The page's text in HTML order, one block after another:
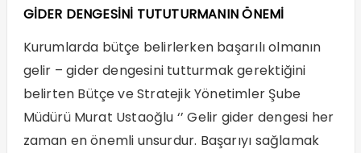
GİDER DENGESİNİ TUTUTURMANIN ÖNEMİ
Kurumlarda bütçe belirlerken başarılı olmanın
gelir – gider dengesini tutturmak gerektiğini
belirten Bütçe ve Stratejik Yönetimler Şube
Müdürü Murat Ustaoğlu ‘’ Gelir gider dengesi her
zaman en önemli unsurdur. Başarıyı sağlamak